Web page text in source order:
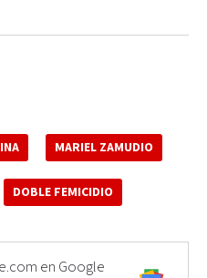
MARIEL ZAMUDIO
DOBLE FEMICIDIO
en Google